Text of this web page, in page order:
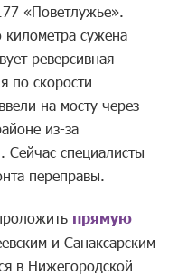
«Поветлужье».
километра сужена
реверсивная
по скорости
на мосту через
из-за
Сейчас специалисты
переправы.
прямую
и Санаксарским
в Нижегородской